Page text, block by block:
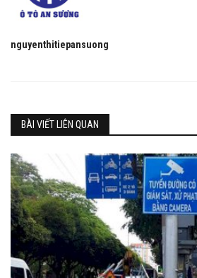
nguyenthitiepansuong
BÀI VIẾT LIÊN QUAN